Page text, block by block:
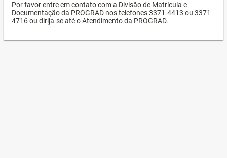
Por favor entre em contato com a Divisão de Matrícula e
Documentação da PROGRAD nos telefones 3371-4413 ou 3371-
4716 ou dirija-se até o Atendimento da PROGRAD.